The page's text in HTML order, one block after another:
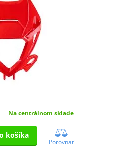
Na centrálnom sklade
košíka
Porovnať